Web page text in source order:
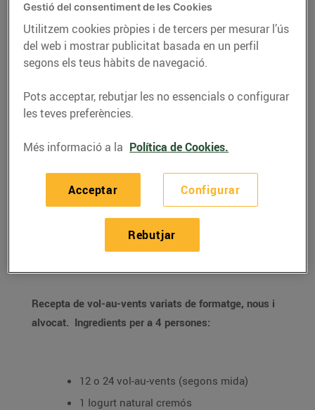
Recepta de vol-au-
vents variats de
formatge, nous i
Recepta de vol-au-vents variats de formatge, nous i
alvocat. Ingredients per a 4 persones:
12 o 24 vol-au-vents (segons mida)
1 Iogurt natural cremós
Gestió del consentiment de les Cookies
Utilitzem cookies pròpies i de tercers per mesurar l’ús
del web i mostrar publicitat basada en un perfil
segons els teus hàbits de navegació.
Pots acceptar, rebutjar les no essencials o configurar
les teves preferències.
Més informació a la Política de Cookies.
Configurar
Rebutjar
Acceptar